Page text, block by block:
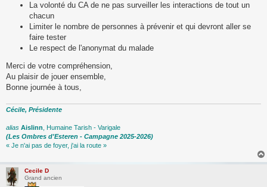
La volonté du CA de ne pas surveiller les interactions de tout un
chacun
Limiter le nombre de personnes à prévenir et qui devront aller se
faire tester
Le respect de l'anonymat du malade
Merci de votre compréhension,
Au plaisir de jouer ensemble,
Bonne journée à tous,
Cécile, Présidente
alias Aislinn , Humaine Tarish - Varigale
(Les Ombres d'Esteren - Campagne 2025-2026)
« Je n'ai pas de foyer, j'ai la route »
Cecile D
Grand ancien